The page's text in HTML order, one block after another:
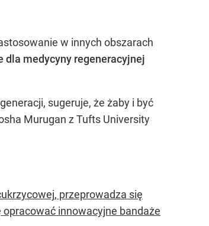
w innych obszarach
dla medycyny regeneracyjnej
sugeruje, że żaby i być
Murugan z Tufts University
przeprowadza się
opracować innowacyjne bandaże